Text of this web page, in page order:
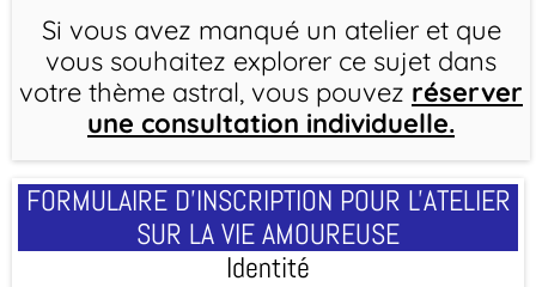
Si vous avez manqué un atelier et que
vous souhaitez explorer ce sujet dans
votre thème astral, vous pouvez réserver
une consultation individuelle.
FORMULAIRE D'INSCRIPTION POUR L'ATELIER
SUR LA VIE AMOUREUSE
Identité